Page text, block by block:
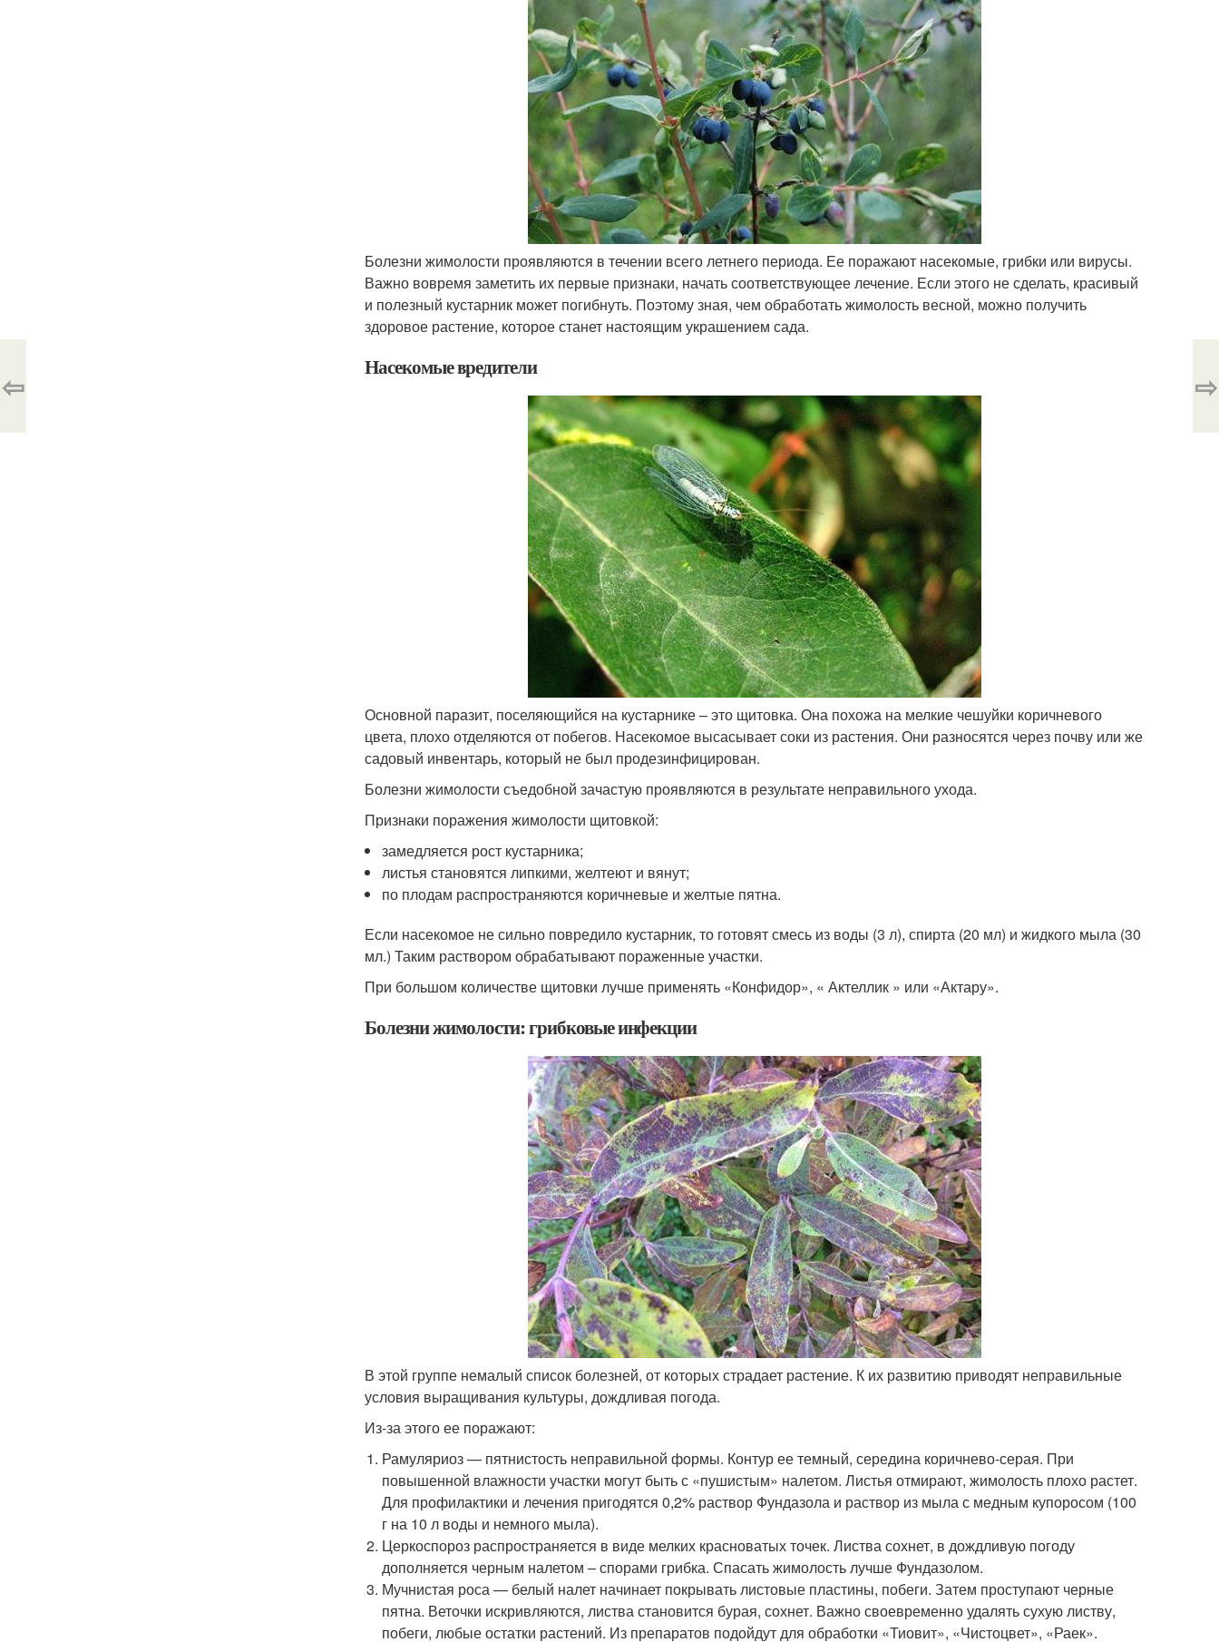
Болезни жимолости проявляются в течении всего летнего периода. Ее поражают насекомые, грибки или вирусы.
Важно вовремя заметить их первые признаки, начать соответствующее лечение. Если этого не сделать, красивый
и полезный кустарник может погибнуть. Поэтому зная, чем обработать жимолость весной, можно получить
здоровое растение, которое станет настоящим украшением сада.
Насекомые вредители
Основной паразит, поселяющийся на кустарнике – это щитовка. Она похожа на мелкие чешуйки коричневого
цвета, плохо отделяются от побегов. Насекомое высасывает соки из растения. Они разносятся через почву или же
садовый инвентарь, который не был продезинфицирован.
Болезни жимолости съедобной зачастую проявляются в результате неправильного ухода.
Признаки поражения жимолости щитовкой:
замедляется рост кустарника;
листья становятся липкими, желтеют и вянут;
по плодам распространяются коричневые и желтые пятна.
Если насекомое не сильно повредило кустарник, то готовят смесь из воды (3 л), спирта (20 мл) и жидкого мыла (30
мл.) Таким раствором обрабатывают пораженные участки.
При большом количестве щитовки лучше применять «Конфидор», « Актеллик » или «Актару».
Болезни жимолости: грибковые инфекции
В этой группе немалый список болезней, от которых страдает растение. К их развитию приводят неправильные
условия выращивания культуры, дождливая погода.
Из-за этого ее поражают:
Рамуляриоз — пятнистость неправильной формы. Контур ее темный, середина коричнево-серая. При
повышенной влажности участки могут быть с «пушистым» налетом. Листья отмирают, жимолость плохо растет.
Для профилактики и лечения пригодятся 0,2% раствор Фундазола и раствор из мыла с медным купоросом (100
г на 10 л воды и немного мыла).
Церкоспороз распространяется в виде мелких красноватых точек. Листва сохнет, в дождливую погоду
дополняется черным налетом – спорами грибка. Спасать жимолость лучше Фундазолом.
Мучнистая роса — белый налет начинает покрывать листовые пластины, побеги. Затем проступают черные
пятна. Веточки искривляются, листва становится бурая, сохнет. Важно своевременно удалять сухую листву,
побеги, любые остатки растений. Из препаратов подойдут для обработки «Тиовит», «Чистоцвет», «Раек».
⇦ ⇨